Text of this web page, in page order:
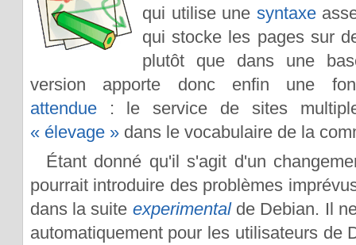
qui utilise une syntaxe
qui stocke les pages sur
plutôt que dans une
version apporte donc enfin une
attendue: le service de sites
« élevage »dans le vocabulaire de la
Étant donné qu'il s'agit d'un
pourrait introduire des problèmes
dans la suite experimentalde Debian. Il
automatiquement pour les utilisateurs de